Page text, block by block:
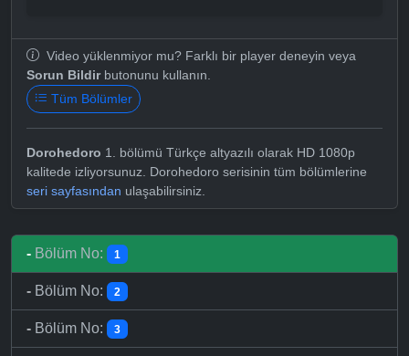
Video yüklenmiyor mu? Farklı bir player deneyin veya
Sorun Bildirbutonunu kullanın.
Tüm Bölümler
Dorohedoro 1. bölümü Türkçe altyazılı olarak HD 1080p
kalitede izliyorsunuz. Dorohedoro serisinin tüm bölümlerine
seri sayfasından ulaşabilirsiniz.
- Bölüm No: 1
- Bölüm No: 2
- Bölüm No: 3